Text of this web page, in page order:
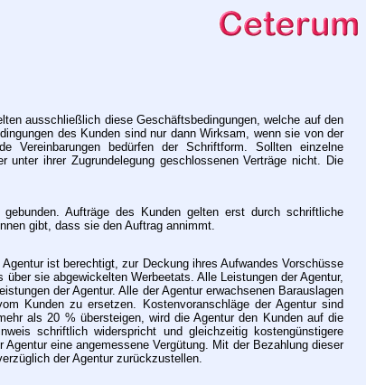
ausschließlich diese Geschäftsbedingungen, welche auf den
des Kunden sind nur dann Wirksam, wenn sie von der
Vereinbarungen bedürfen der Schriftform. Sollten einzelne
ihrer Zugrundelegung geschlossenen Verträge nicht. Die
Aufträge des Kunden gelten erst durch schriftliche
gibt, dass sie den Auftrag annimmt.
ist berechtigt, zur Deckung ihres Aufwandes Vorschüsse
sie abgewickelten Werbeetats. Alle Leistungen der Agentur,
der Agentur. Alle der Agentur erwachsenen Barauslagen
Kunden zu ersetzen. Kostenvoranschläge der Agentur sind
als 20 % übersteigen, wird die Agentur den Kunden auf die
schriftlich widerspricht und gleichzeitig kostengünstigere
eine angemessene Vergütung. Mit der Bezahlung dieser
der Agentur zurückzustellen.